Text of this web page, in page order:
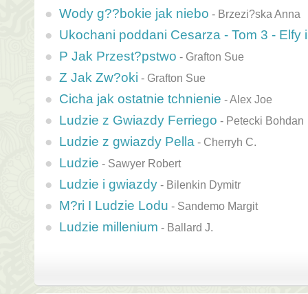
Wody g??bokie jak niebo - Brzezi?ska Anna
Ukochani poddani Cesarza - Tom 3 - Elfy
P Jak Przest?pstwo - Grafton Sue
Z Jak Zw?oki - Grafton Sue
Cicha jak ostatnie tchnienie -Alex Joe
Ludzie z Gwiazdy Ferriego - Petecki Bohdan
Ludzie z gwiazdy Pella - Cherryh C.
Ludzie - Sawyer Robert
Ludzie i gwiazdy - Bilenkin Dymitr
M?ri I Ludzie Lodu - Sandemo Margit
Ludzie millenium - Ballard J.